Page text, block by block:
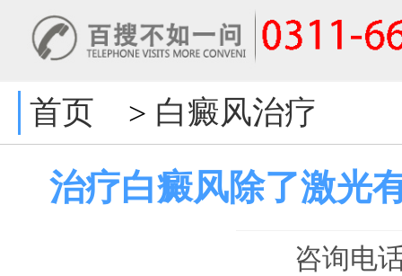
首页 > 白癜风治疗
治疗白癜风除了激光
咨询电